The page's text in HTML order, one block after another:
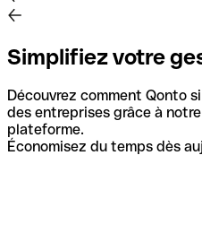
Simplifiez votre
Découvrez comment Qonto
des entreprises grâce à
plateforme.
Économisez du temps dès